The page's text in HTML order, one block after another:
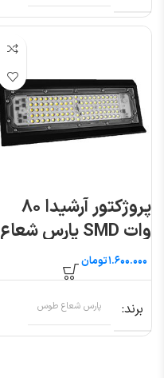
پروژکتور آرشیدا ۸۰
وات SMD پارس شعاع
توس تومان
برند پارس شعاع طوس